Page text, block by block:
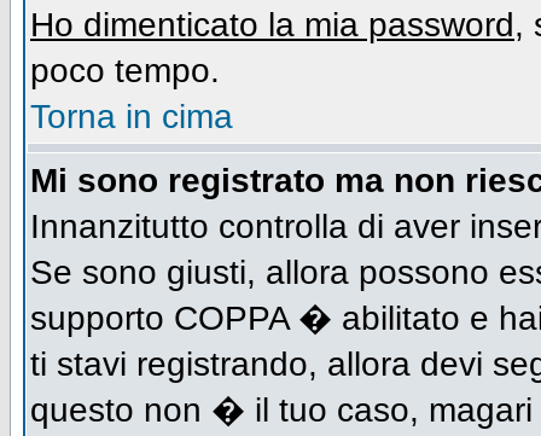
Ho dimenticato la mia password,
poco tempo.
Torna in cima
Mi sono registrato ma non
Innanzitutto controlla di aver
Se sono giusti, allora possono
supporto COPPA � abilitato e
ti stavi registrando, allora devi
questo non � il tuo caso,